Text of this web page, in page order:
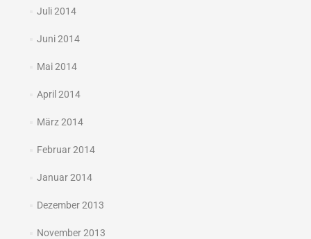
Juli 2014
Juni 2014
Mai 2014
April 2014
März 2014
Februar 2014
Januar 2014
Dezember 2013
November 2013